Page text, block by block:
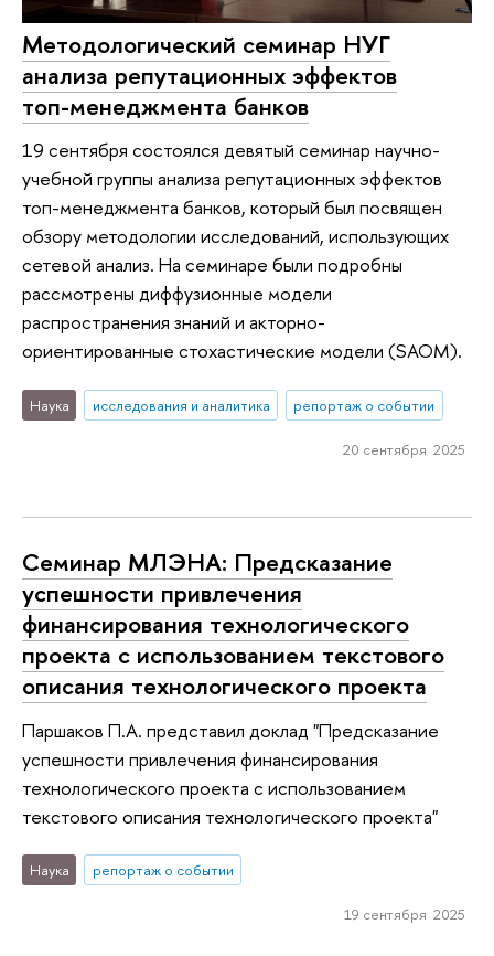
Методологический семинар НУГ
анализа репутационных эффектов
топ-менеджмента банков
19 сентября состоялся девятый семинар научно-
учебной группы анализа репутационных эффектов
топ-менеджмента банков, который был посвящен
обзору методологии исследований, использующих
сетевой анализ. На семинаре были подробны
рассмотрены диффузионные модели
распространения знаний и акторно-
ориентированные стохастические модели (SAOM).
Наука исследования и аналитика репортаж о событии
20 сентября 2025
Семинар МЛЭНА: Предсказание
успешности привлечения
финансирования технологического
проекта с использованием текстового
описания технологического проекта
Паршаков П.А. представил доклад "Предсказание
успешности привлечения финансирования
технологического проекта с использованием
текстового описания технологического проекта"
Наука репортаж о событии
19 сентября 2025